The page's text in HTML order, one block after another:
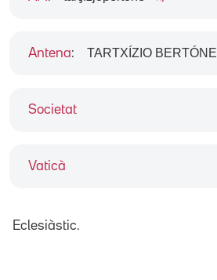
Societat
Vaticà
Antena: TARTXÍZIO BERTÓNE
Eclesiàstic.